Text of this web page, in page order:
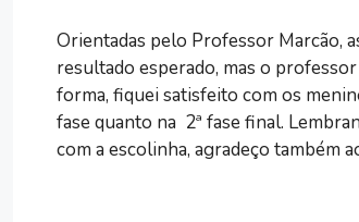
Orientadas pelo Professor Marcão,
resultado esperado, mas o
forma, fiquei satisfeito com os
fase quanto na 2ª fase final.
com a escolinha, agradeço também